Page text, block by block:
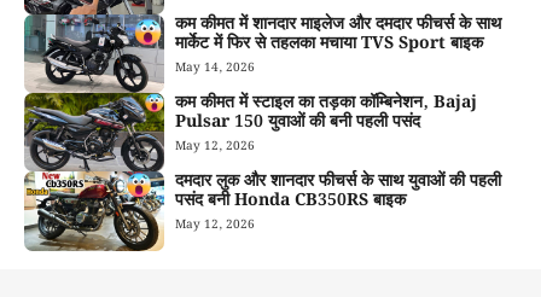
कम कीमत में शानदार माइलेज और दमदार फीचर्स के साथ
मार्केट में फिर से तहलका मचाया TVS Sport बाइक
May 14, 2026
कम कीमत में स्टाइल का तड़का कॉम्बिनेशन, Bajaj
Pulsar 150 युवाओं की बनी पहली पसंद
May 12, 2026
दमदार लुक और शानदार फीचर्स के साथ युवाओं की पहली
पसंद बनी Honda CB350RS बाइक
May 12, 2026